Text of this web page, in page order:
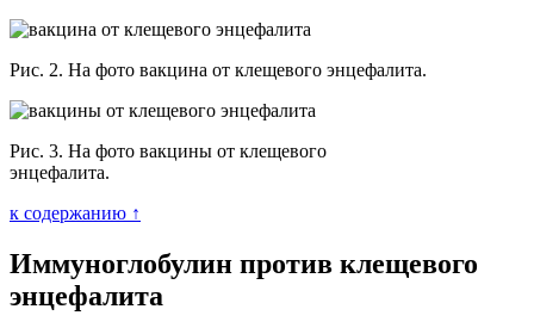
Рис. 2. На фото вакцина от клещевого энцефалита.
Рис. 3. На фото вакцины от клещевого
энцефалита.
к содержанию ↑
Иммуноглобулин против клещевого
энцефалита